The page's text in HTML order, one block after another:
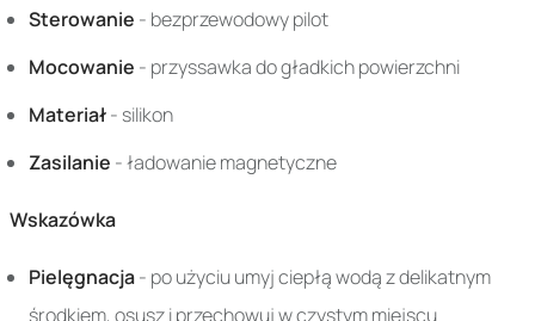
Sterowanie - bezprzewodowy pilot
Mocowanie - przyssawka do gładkich powierzchni
Materiał- silikon
Zasilanie - ładowanie magnetyczne
Wskazówka
Pielęgnacja- po użyciu umyj ciepłą wodą z delikatnym
środkiem, osusz i przechowuj w czystym miejscu